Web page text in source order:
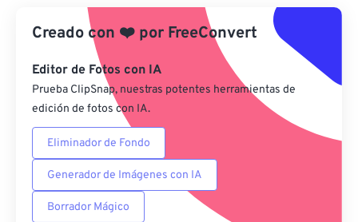
Aplicar desde el ajuste preestablecido
Guardar como preestablecido
Creado con ❤️ por FreeConvert
Editor de Fotos con IA
Prueba ClipSnap, nuestras potentes herramientas de
edición de fotos con IA.
Eliminador de Fondo
Generador de Imágenes con IA
Borrador Mágico